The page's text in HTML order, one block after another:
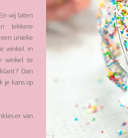
wij laten
lekkere
unieke
winkel in
winkel te
Dan
je kans op
er van